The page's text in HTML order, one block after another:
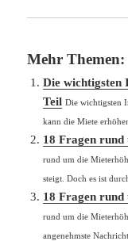
Mehr Themen:
Die wichtigsten
Teil Die wichtigsten
kann die Miete
18 Fragen
rund um die
steigt. Doch es ist
18 Fragen
rund um die
angenehmste